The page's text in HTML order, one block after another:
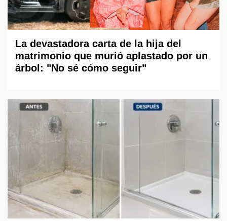
La devastadora carta de la hija del
matrimonio que murió aplastado por un
árbol: "No sé cómo seguir"